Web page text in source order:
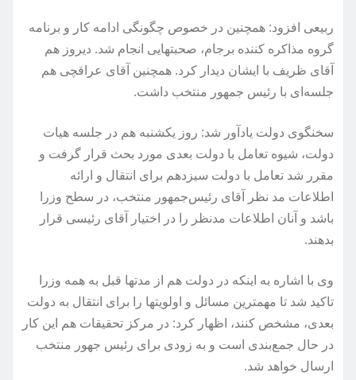
ربیعی افزود: همچنین در خصوص چگونگی ادامه کار و برنامه
گروه مذاکره کننده برجام، صحبتهایی انجام شد. دیروز هم
آقای ظریف با ایشان دیدار کرد. همچنین آقای عراقچی هم
جلسه‌ای با رئیس جمهور منتخب داشت.
سخنگوی دولت یادآور شد: روز یکشنبه هم در جلسه هیات
دولت، شیوه تعامل با دولت بعدی مورد بحث قرار گرفت و
مقرر شد تعامل با دولت سیزدهم برای انتقال و ارائه
اطلاعات مد نظر آقای رئیس‌جمهور منتخب، در سطح وزرا
باشد و آنان اطلاعات مدنظر را در اختیار آقای رئیسی قرار
بدهند.
وی با اشاره به اینکه در دولت هم از مدتها قبل به همه وزرا
تاکید شد تا مهمترین مسائل و اولویتها را برای انتقال به دولت
بعدی، مشخص کنند، اظهار کرد: در مرکز تحقیقات هم این کار
در حال جمع‌بندی است و به زودی برای رئیس جهور منتخب
ارسال خواهد شد.